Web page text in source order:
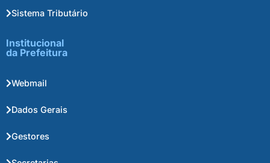
Sistema Tributário
Institucional
da Prefeitura
Webmail
Dados Gerais
Gestores